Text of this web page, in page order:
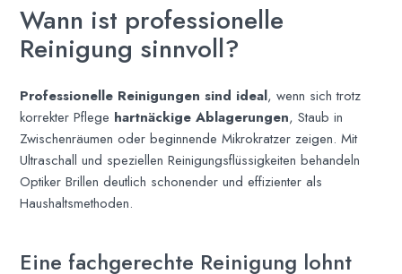
Wann ist professionelle
Reinigung sinnvoll?
Professionelle Reinigungen sind ideal, wenn sich trotz
korrekter Pflege hartnäckige Ablagerungen, Staub in
Zwischenräumen oder beginnende Mikrokratzer zeigen. Mit
Ultraschall und speziellen Reinigungsflüssigkeiten behandeln
Optiker Brillen deutlich schonender und effizienter als
Haushaltsmethoden.
Eine fachgerechte Reinigung lohnt